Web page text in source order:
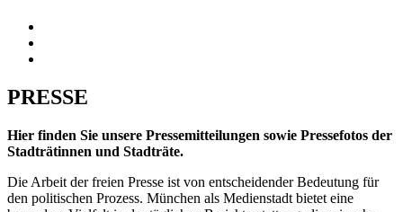
PRESSE
Hier finden Sie unsere Pressemitteilungen sowie Pressefotos der
Stadträtinnen und Stadträte.
Die Arbeit der freien Presse ist von entscheidender Bedeutung für
den politischen Prozess. München als Medienstadt bietet eine